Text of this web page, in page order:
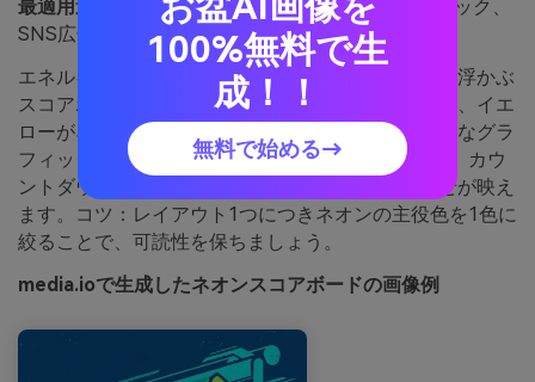
最適用途：
スポーツポスター、eスポーツグラフィック、
SNS広告
エネルギッシュでパワフルなこのセットは、夜空に浮かぶ
スコアボードのような印象。明るいシアン、ライム、イエ
ローがネイビーを舞台にし、スピード感ある現代的なグラ
フィックを演出します。ポスターやeスポーツ素材、カウ
ントダウン系プロモーションで鮮やかな組み合わせが映え
ます。コツ：レイアウト1つにつきネオンの主役色を1色に
絞ることで、可読性を保ちましょう。
media.ioで生成したネオンスコアボードの画像例
100%無料で生
成！！
無料で始める→